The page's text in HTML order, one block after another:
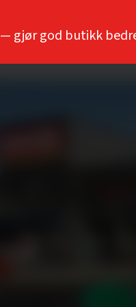
— gjør god butikk